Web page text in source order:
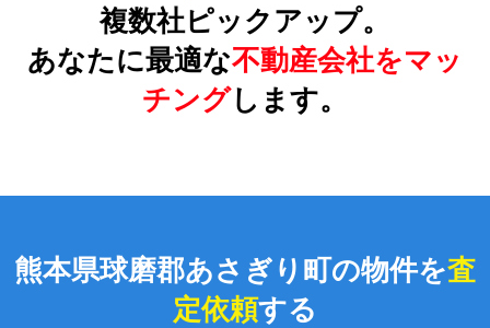
複数社ピックアップ。
あなたに最適な不動産会社をマッ
チングします。
熊本県球磨郡あさぎり町の物件を査
定依頼する